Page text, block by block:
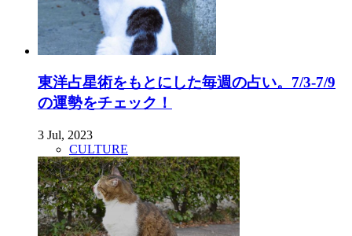
東洋占星術をもとにした毎週の占い。7/3-7/9
の運勢をチェック！
3 Jul, 2023
CULTURE